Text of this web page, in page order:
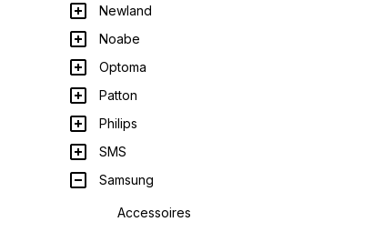
Newland
Noabe
Optoma
Patton
Philips
SMS
Samsung
Accessoires